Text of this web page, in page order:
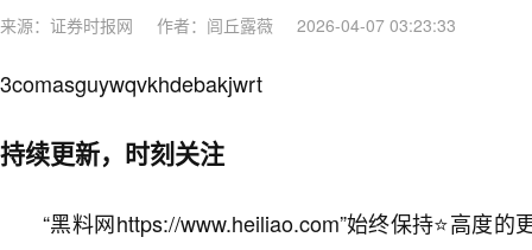
来源：证券时报网 作者：闾丘露薇 2026-04-07 03:23:33
3comasguywqvkhdebakjwrt
持续更新，时刻关注
“黑料网https://www.heiliao.com”始终保持⭐高度